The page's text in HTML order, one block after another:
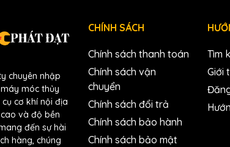
chuyên nhập
móc thủy
cơ khí nội địa
và độ bền
đến sự hài
hàng, chúng
CHÍNH SÁCH
Chính sách thanh toán
Chính sách vận
chuyển
Chính sách đổi trả
Chính sách bảo hành
Chính sách bảo mật
Tìm
Giới